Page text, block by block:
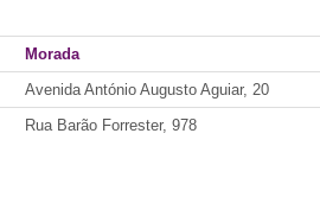
Morada
Avenida António Augusto Aguiar, 20
Rua Barão Forrester, 978